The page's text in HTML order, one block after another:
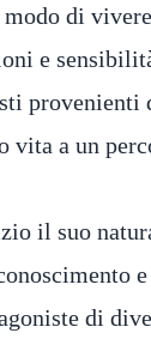
di
e
provenienti
vita a un
il suo
di